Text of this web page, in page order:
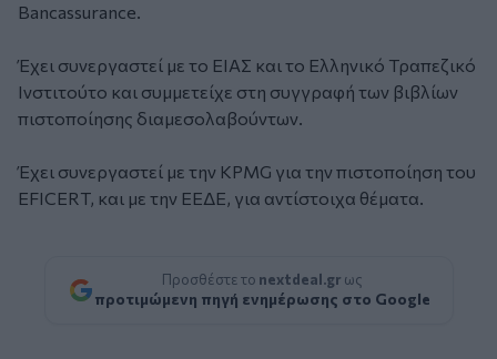
Bancassurance.
Έχει συνεργαστεί με το ΕΙΑΣ και το Ελληνικό Τραπεζικό
Ινστιτούτο και συμμετείχε στη συγγραφή των βιβλίων
πιστοποίησης διαμεσολαβούντων.
Έχει συνεργαστεί με την KPMG για την πιστοποίηση του
EFICERT, και με την ΕΕΔΕ, για αντίστοιχα θέματα.
Προσθέστε το nextdeal.gr ως
προτιμώμενη πηγή ενημέρωσης στο Google